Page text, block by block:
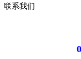
联系我们